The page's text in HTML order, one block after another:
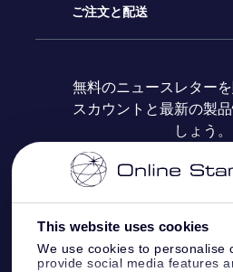
This website uses cookies
We use cookies to personalise
provide social media features
ブログ
レビュー
OSRギフトパック
OSR ギフトカード
法人ギフト
星の登録
カスタマイズされたStar
One Million Stars
OSR Starsaver
ご注文と配送
お支払いに関する情報
配送に関する情報
返品ポリシ
無料のニュースレター
スカウントと最新の製
しょう。